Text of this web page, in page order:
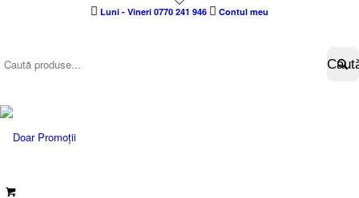
Luni - Vineri 0770 241 946 Contul meu